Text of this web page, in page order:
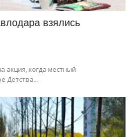
взялись
акция, когда местный
Детства...